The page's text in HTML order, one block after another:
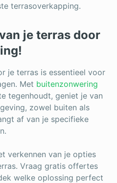
terrasoverkapping.
je terras door
je terras is essentieel voor
Met buitenzonwering
tegenhoudt, geniet je van
zowel buiten als
af van je specifieke
verkennen van je opties
Vraag gratis offertes
welke oplossing perfect